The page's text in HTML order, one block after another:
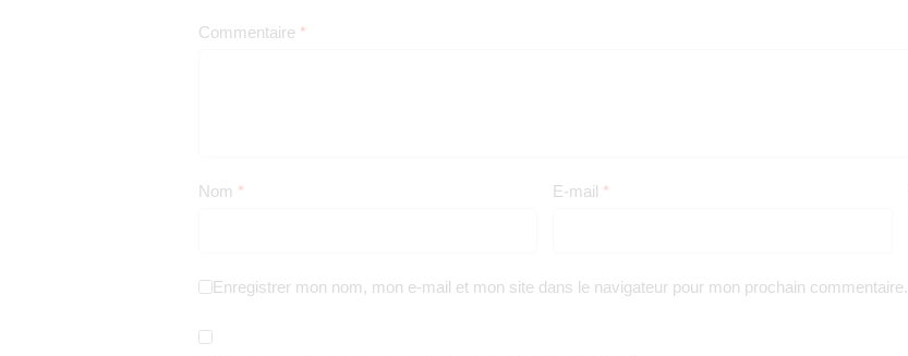
Commentaire *
Nom * E-mail *
Enregistrer mon nom, mon e-mail et mon site dans le navigateur pour mon prochain commentaire.